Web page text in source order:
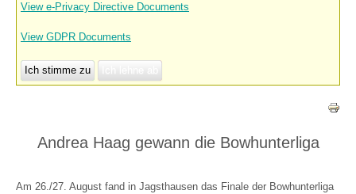
View e-Privacy Directive Documents
View GDPR Documents
Ich stimme zu
Andrea Haag gewann die Bowhunterliga
Am 26./27. August fand in Jagsthausen das Finale der Bowhunterliga